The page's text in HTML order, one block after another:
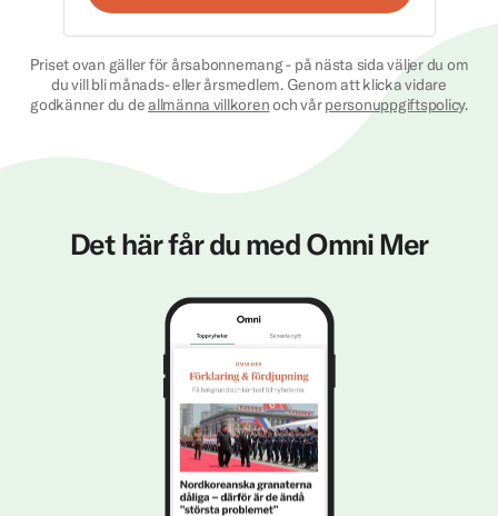
Priset ovan gäller för årsabonnemang - på nästa sida väljer du om
du vill bli månads- eller årsmedlem. Genom att klicka vidare
godkänner du deallmänna villkorenoch vårpersonuppgiftspolicy.
Det här får du med Omni Mer